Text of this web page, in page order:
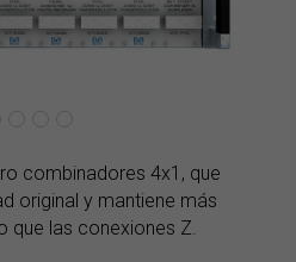
combinadores 4x1, que
original y mantiene más
que las conexiones Z.